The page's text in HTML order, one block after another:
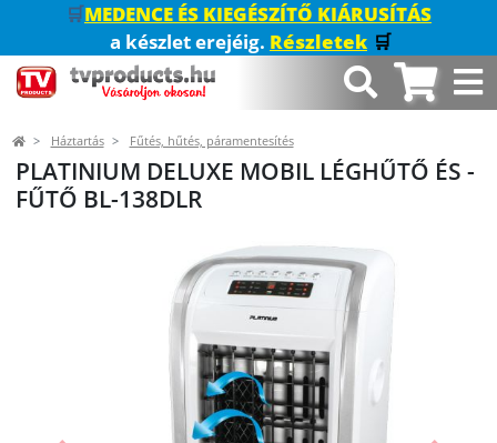
🛒MEDENCE ÉS KIEGÉSZÍTŐ KIÁRUSÍTÁS
a készlet erejéig. Részletek 🛒
Háztartás Fűtés, hűtés, páramentesítés
PLATINIUM DELUXE MOBIL LÉGHŰTŐ ÉS -
FŰTŐ BL-138DLR